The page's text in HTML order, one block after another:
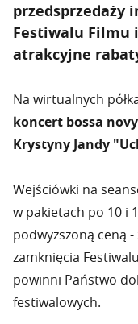
przedsprzedaży
Festiwalu Filmu
atrakcyjne
Na wirtualnych
koncert bossa novy
Krystyny Jandy
Wejściówki na
w pakietach po 10 i
podwyższoną ceną
zamknięcia
powinni Państwo
festiwalowych.